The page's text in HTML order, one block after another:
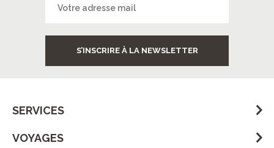
S’INSCRIRE À LA NEWSLETTER
SERVICES
VOYAGES